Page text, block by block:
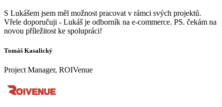
S Lukášem jsem měl možnost pracovat v rámci svých projektů.
Vřele doporučuji - Lukáš je odborník na e-commerce. PS. čekám na
novou příležitost ke spolupráci!
Tomáš Kasalický
Project Manager, ROIVenue